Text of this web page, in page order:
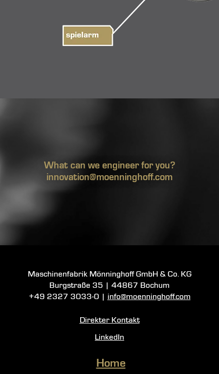
What can we engineer for you?
innovation@moenninghoff.com
Maschinenfabrik Mönninghoff GmbH & Co. KG
Burgstraße 35
44867 Bochum
+49 2327 3033-0
info@moenninghoff.com
Direkter Kontakt
LinkedIn
Home